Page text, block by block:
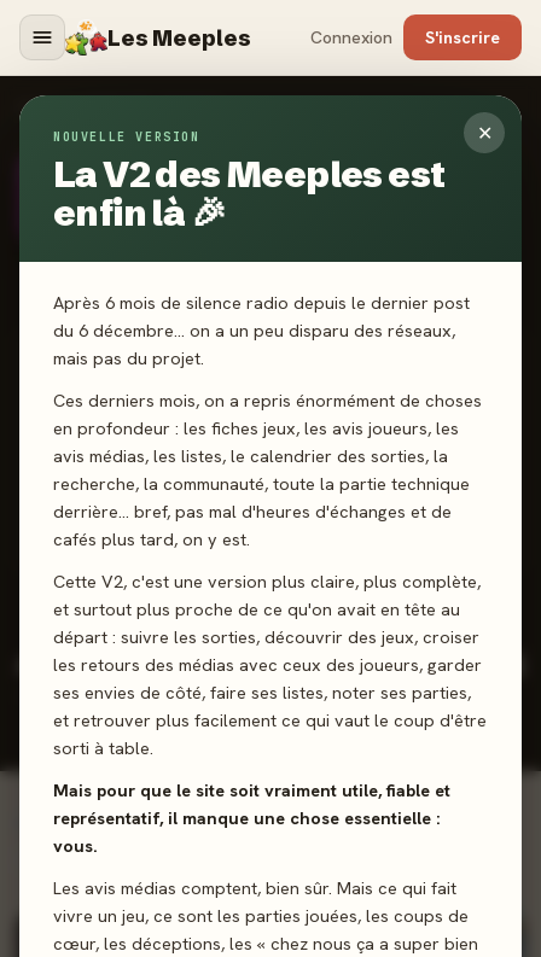
Les Meeples Connexion S'inscrire
✕
NOUVELLE VERSION
La V2 des Meeples est
enfin là 🎉
Après 6 mois de silence radio depuis le dernier post
du 6 décembre… on a un peu disparu des réseaux,
mais pas du projet.
Ces derniers mois, on a repris énormément de choses
en profondeur : les fiches jeux, les avis joueurs, les
avis médias, les listes, le calendrier des sorties, la
recherche, la communauté, toute la partie technique
derrière… bref, pas mal d'heures d'échanges et de
cafés plus tard, on y est.
Cette V2, c'est une version plus claire, plus complète,
et surtout plus proche de ce qu'on avait en tête au
départ : suivre les sorties, découvrir des jeux, croiser
les retours des médias avec ceux des joueurs, garder
ses envies de côté, faire ses listes, noter ses parties,
et retrouver plus facilement ce qui vaut le coup d'être
sorti à table.
Mais pour que le site soit vraiment utile, fiable et
représentatif, il manque une chose essentielle :
vous.
Les avis médias comptent, bien sûr. Mais ce qui fait
vivre un jeu, ce sont les parties jouées, les coups de
cœur, les déceptions, les « chez nous ça a super bien
AUTEURS
TD
AUTEUR· DEPUIS 2025
Timothée Decroix
-
Pas encore noté · 2 jeux notés
2 positifs 0 neutres
JEUX CONÇUS
10
REVIEWS
2,4/5
NOTE
MOY.
2026
DERNIÈRE
INCONTOURNABLES
Œuvres majeures
Voir la ludographie →
100%